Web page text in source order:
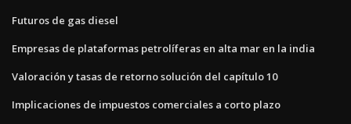
Futuros de gas diesel
Empresas de plataformas petrolíferas en alta mar en la india
Valoración y tasas de retorno solución del capítulo 10
Implicaciones de impuestos comerciales a corto plazo